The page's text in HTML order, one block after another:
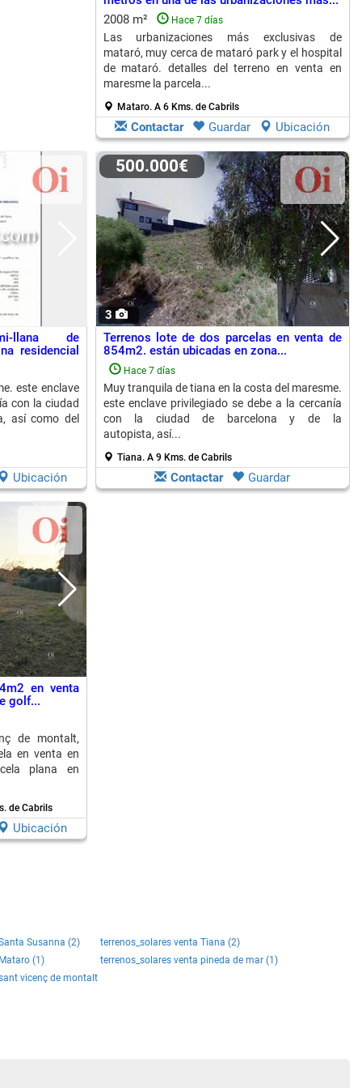
2008 m²
Hace 7 días
Las urbanizaciones más exclusivas de
mataró, muy cerca de mataró park y el hospital
de mataró. detalles del terreno en venta en
maresme la parcela...
Mataro. A 6 Kms. de Cabrils
Contactar Guardar Ubicación
llana de
residencial
este enclave
con la ciudad
así como del
Ubicación
3
500.000€
Terrenos lote de dos parcelas en venta de
854m2. están ubicadas en zona...
Hace 7 días
Muy tranquila de tiana en la costa del maresme.
este enclave privilegiado se debe a la cercanía
con la ciudad de barcelona y de la
autopista, así...
Tiana. A 9 Kms. de Cabrils
Contactar Guardar
en venta
golf...
de montalt,
en venta en
plana en
de Cabrils
Ubicación
Susanna (2)
terrenos_solares venta Tiana (2)
(1)
terrenos_solares venta pineda de mar (1)
vicenç de montalt